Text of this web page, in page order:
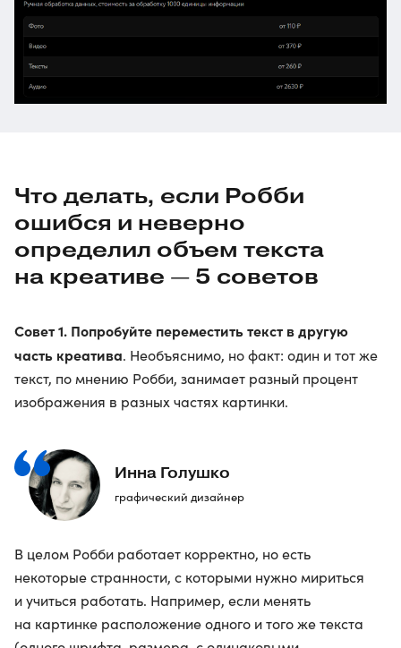
Что делать, если Робби
ошибся и неверно
определил объем текста
на креативе — 5 советов
Совет 1. Попробуйте переместить текст в другую
часть креатива. Необъяснимо, но факт: один и тот же
текст, по мнению Робби, занимает разный процент
изображения в разных частях картинки.
Инна Голушко
графический дизайнер
В целом Робби работает корректно, но есть
некоторые странности, с которыми нужно мириться
и учиться работать. Например, если менять
на картинке расположение одного и того же текста